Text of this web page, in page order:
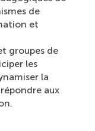
de
et
groupes de
les
la
aux